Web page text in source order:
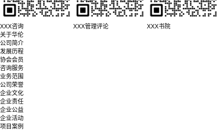
XXX咨询 XXX管理评论
XXX书院
关于华伦
公司简介
发展历程
协会会员
咨询服务
业务范围
公司荣誉
企业文化
企业责任
企业公益
企业活动
项目案例